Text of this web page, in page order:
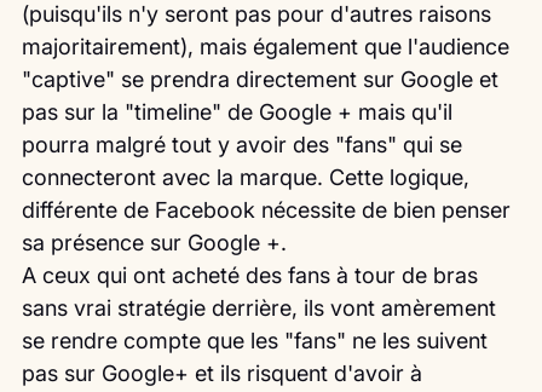
(puisqu'ils n'y seront pas pour d'autres raisons
majoritairement), mais également que l'audience
"captive" se prendra directement sur Google et
pas sur la "timeline" de Google + mais qu'il
pourra malgré tout y avoir des "fans" qui se
connecteront avec la marque. Cette logique,
différente de Facebook nécessite de bien penser
sa présence sur Google +.
A ceux qui ont acheté des fans à tour de bras
sans vrai stratégie derrière, ils vont amèrement
se rendre compte que les "fans" ne les suivent
pas sur Google+ et ils risquent d'avoir à